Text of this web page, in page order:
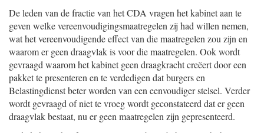
De leden van de fractie van het CDA vragen het kabinet aan te
geven welke vereenvoudigingsmaatregelen zij had willen nemen,
wat het vereenvoudigende effect van die maatregelen zou zijn en
waarom er geen draagvlak is voor die maatregelen. Ook wordt
gevraagd waarom het kabinet geen draagkracht creëert door een
pakket te presenteren en te verdedigen dat burgers en
Belastingdienst beter worden van een eenvoudiger stelsel. Verder
wordt gevraagd of niet te vroeg wordt geconstateerd dat er geen
draagvlak bestaat, nu er geen maatregelen zijn gepresenteerd.